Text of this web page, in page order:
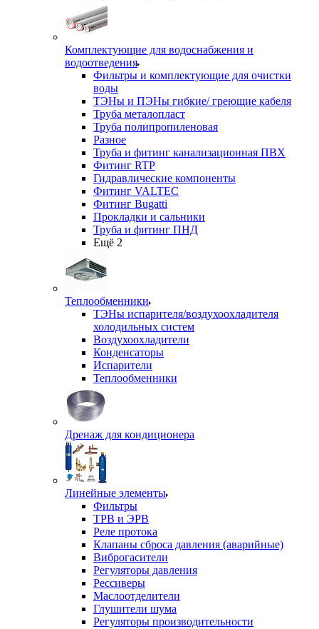
Комплектующие для водоснабжения и
водоотведения
Фильтры и комплектующие для очистки
воды
ТЭНы и ПЭНы гибкие/ греющие кабеля
Труба металопласт
Труба полипропиленовая
Разное
Труба и фитинг канализационная ПВХ
Фитинг RTP
Гидравлические компоненты
Фитинг VALTEC
Фитинг Bugatti
Прокладки и сальники
Труба и фитинг ПНД
Ещё 2
Теплообменники
ТЭНы испарителя/воздухоохладителя
холодильных систем
Воздухоохладители
Конденсаторы
Испарители
Теплообменники
Дренаж для кондиционера
Линейные элементы
Фильтры
ТРВ и ЭРВ
Реле протока
Клапаны сброса давления (аварийные)
Виброгасители
Регуляторы давления
Рессиверы
Маслоотделители
Глушители шума
Регуляторы производительности